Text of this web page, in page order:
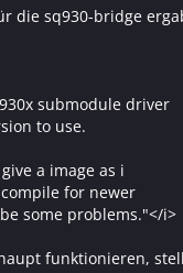
die sq930-bridge
submodule driver
to use.
a image as i
for newer
some problems."</i>
funktionieren,